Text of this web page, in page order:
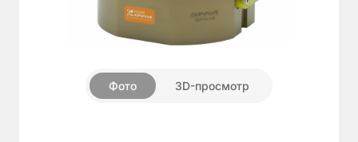
Пневмозахваты
▼
Поворотные
Фото 3D-просмотр